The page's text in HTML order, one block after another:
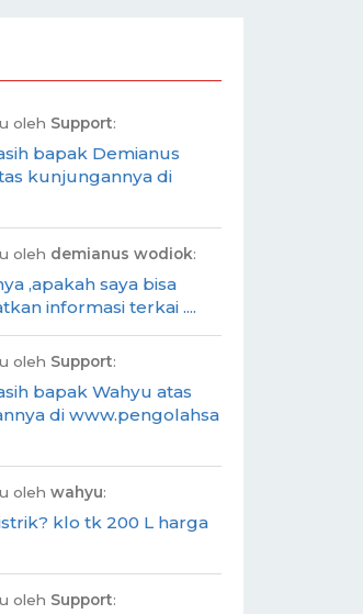
oleh Support:
bapak Demianus
kunjungannya di
oleh demianus wodiok:
,apakah saya bisa
informasi terkai ....
oleh Support:
bapak Wahyu atas
di www.pengolahsa
oleh wahyu:
klo tk 200 L harga
oleh Support: